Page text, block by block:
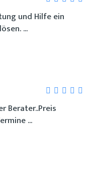
und Hilfe ein
...
Berater..Preis
...